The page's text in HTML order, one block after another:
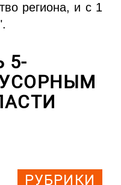
региона, и с 1
5-
РУБРИКИ